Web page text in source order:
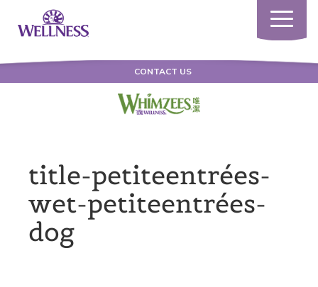
Toggle
CONTACT US
title-petiteentrées-
wet-petiteentrées-
dog